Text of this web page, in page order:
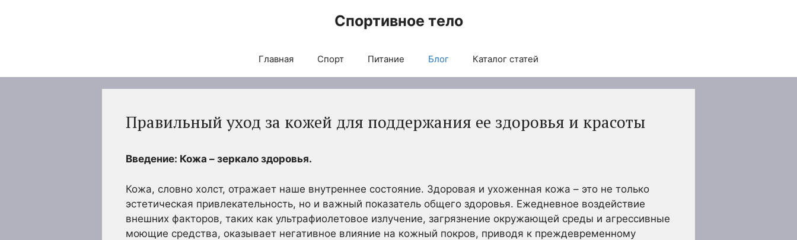
Спортивное тело
Главная Спорт Питание Блог Каталог статей
Правильный уход за кожей для поддержания ее здоровья и красоты
Введение: Кожа – зеркало здоровья.
Кожа, словно холст, отражает наше внутреннее состояние. Здоровая и ухоженная кожа – это не только
эстетическая привлекательность, но и важный показатель общего здоровья. Ежедневное воздействие
внешних факторов, таких как ультрафиолетовое излучение, загрязнение окружающей среды и агрессивные
моющие средства, оказывает негативное влияние на кожный покров, приводя к преждевременному